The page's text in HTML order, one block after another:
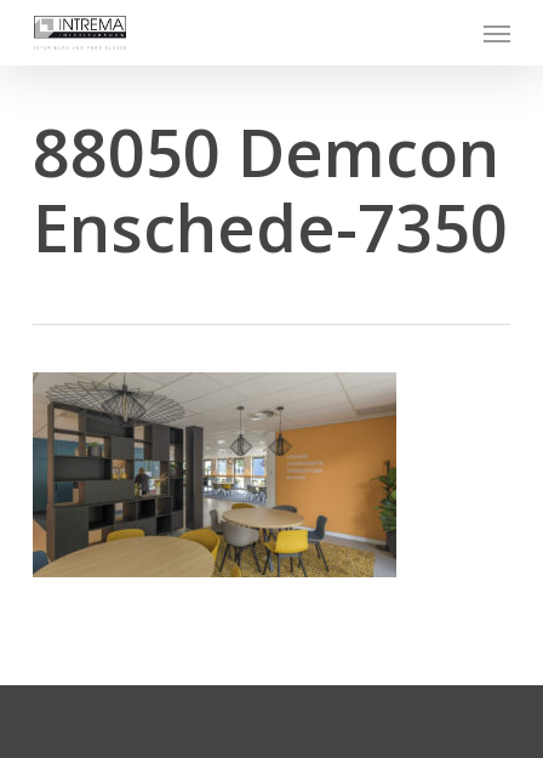
Menu
88050 Demcon
Enschede-7350